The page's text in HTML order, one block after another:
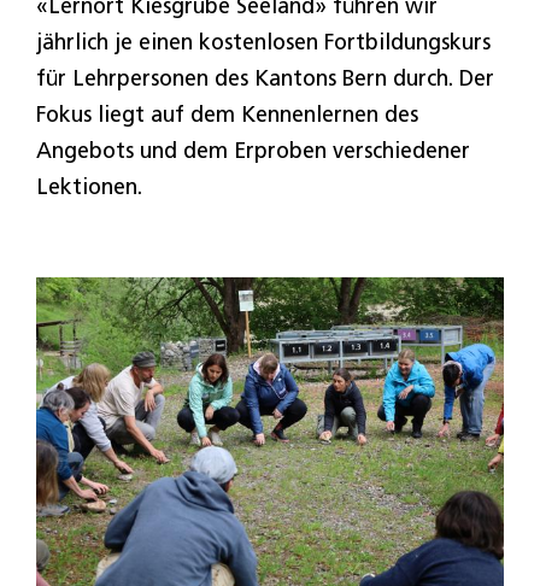
«Lernort Kiesgrube Seeland» führen wir
jährlich je einen kostenlosen Fortbildungskurs
für Lehrpersonen des Kantons Bern durch. Der
Fokus liegt auf dem Kennenlernen des
Angebots und dem Erproben verschiedener
Lektionen.